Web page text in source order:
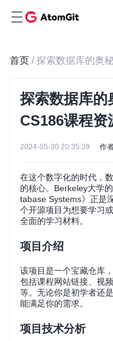
首页 / 探索数据库的奥
探索数据库的
CS186课程资
2024-05-30 20:35:39 作
在这个数字化的时代，
的核心。Berkeley大学
tabase Systems》正是
个开源项目为想要学习
全面的学习材料。
项目介绍
该项目是一个宝藏仓库
包括课程网站链接、视
等。无论你是初学者还
能满足你的需求。
项目技术分析